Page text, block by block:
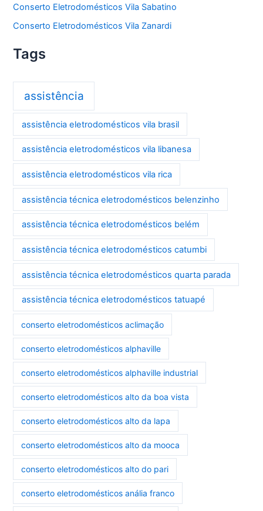
Conserto Eletrodomésticos Vila Sabatino
Conserto Eletrodomésticos Vila Zanardi
Tags
assistência
assistência eletrodomésticos vila brasil
assistência eletrodomésticos vila libanesa
assistência eletrodomésticos vila rica
assistência técnica eletrodomésticos belenzinho
assistência técnica eletrodomésticos belém
assistência técnica eletrodomésticos catumbi
assistência técnica eletrodomésticos quarta parada
assistência técnica eletrodomésticos tatuapé
conserto eletrodomésticos aclimação
conserto eletrodomésticos alphaville
conserto eletrodomésticos alphaville industrial
conserto eletrodomésticos alto da boa vista
conserto eletrodomésticos alto da lapa
conserto eletrodomésticos alto da mooca
conserto eletrodomésticos alto do pari
conserto eletrodomésticos anália franco